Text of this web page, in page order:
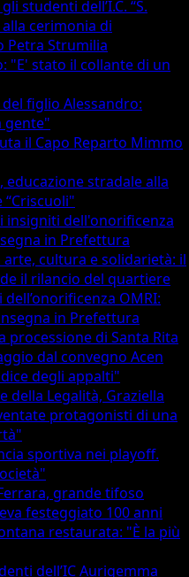
studenti dell’I.C. “S.
cerimonia di
Petra Strumilia
"E' stato il collante di un
figlio Alessandro:
gente"
il Capo Reparto Mimmo
educazione stradale alla
“Criscuoli"
insigniti dell'onorificenza
in Prefettura
cultura e solidarietà: il
il rilancio del quartiere
OMRI:
in Prefettura
processione di Santa Rita
dal convegno Acen
degli appalti"
della Legalità, Graziella
protagonisti di una
sportiva nei playoff.
grande tifoso
festeggiato 100 anni
restaurata: "È la più
dell’IC Aurigemma